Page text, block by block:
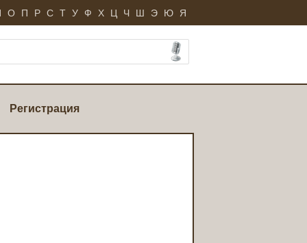
О П Р С Т У Ф Х Ц Ч Ш Э Ю Я
Регистрация